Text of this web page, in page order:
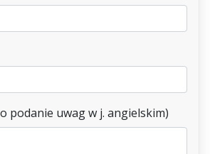
podanie uwag w j. angielskim)